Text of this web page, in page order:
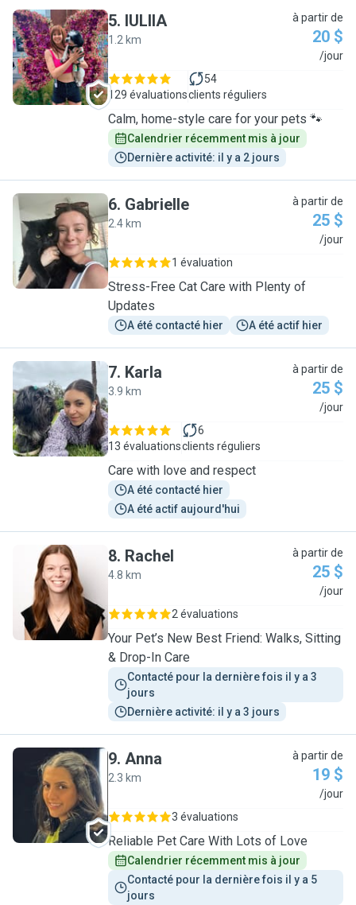
I
5. IULIIA
1.2 km
à partir de
20 $
/jour
129 évaluations
54
clients réguliers
Calm, home-style care for your pets 🐾
Calendrier récemment mis à jour
Dernière activité: il y a 2 jours
G
6. Gabrielle
2.4 km
à partir de
25 $
/jour
1 évaluation
Stress-Free Cat Care with Plenty of
Updates
A été contacté hier A été actif hier
K
7. Karla
3.9 km
à partir de
25 $
/jour
13 évaluations
6
clients réguliers
Care with love and respect
A été contacté hier
A été actif aujourd'hui
R
8. Rachel
4.8 km
à partir de
25 $
/jour
2 évaluations
Your Pet’s New Best Friend: Walks, Sitting
& Drop-In Care
Contacté pour la dernière fois il y a 3
jours
Dernière activité: il y a 3 jours
A
9. Anna
2.3 km
à partir de
19 $
/jour
3 évaluations
Reliable Pet Care With Lots of Love
Calendrier récemment mis à jour
Contacté pour la dernière fois il y a 5
jours